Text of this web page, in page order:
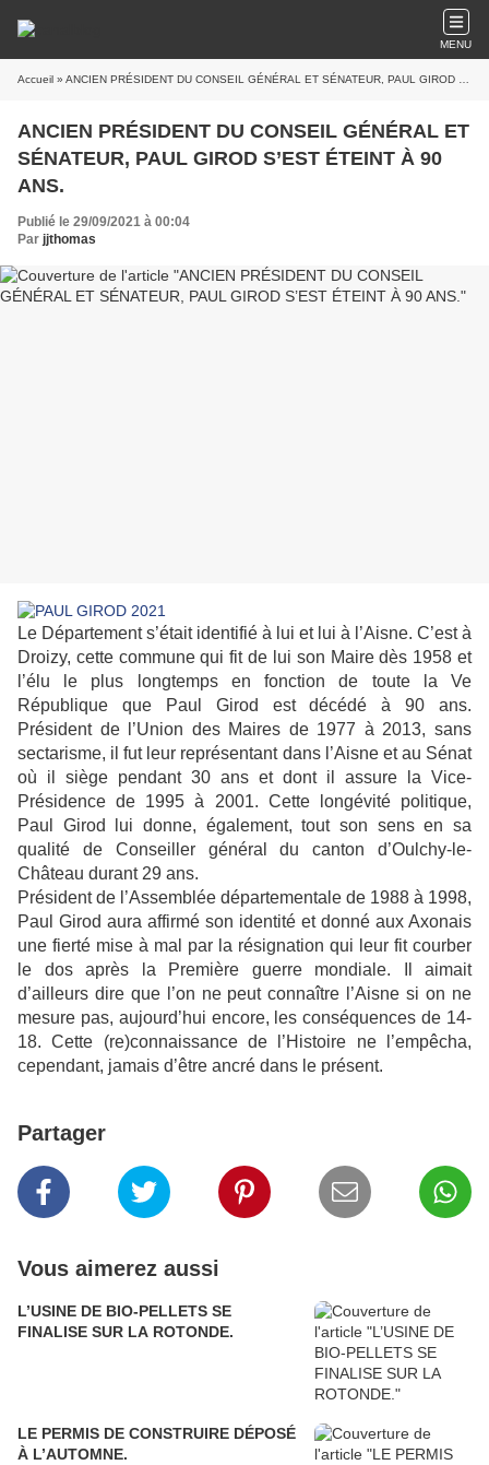
MENU
Accueil » ANCIEN PRÉSIDENT DU CONSEIL GÉNÉRAL ET SÉNATEUR, PAUL GIROD S’EST ÉTEINT À 90 ANS.
ANCIEN PRÉSIDENT DU CONSEIL GÉNÉRAL ET
SÉNATEUR, PAUL GIROD S’EST ÉTEINT À 90
ANS.
Publié le 29/09/2021 à 00:04
Par jjthomas
Le Département s’était identifié à lui et lui à l’Aisne. C’est à
Droizy, cette commune qui fit de lui son Maire dès 1958 et
l’élu le plus longtemps en fonction de toute la Ve
République que Paul Girod est décédé à 90 ans.
Président de l’Union des Maires de 1977 à 2013, sans
sectarisme, il fut leur représentant dans l’Aisne et au Sénat
où il siège pendant 30 ans et dont il assure la Vice-
Présidence de 1995 à 2001. Cette longévité politique,
Paul Girod lui donne, également, tout son sens en sa
qualité de Conseiller général du canton d’Oulchy-le-
Château durant 29 ans.
Président de l’Assemblée départementale de 1988 à 1998,
Paul Girod aura affirmé son identité et donné aux Axonais
une fierté mise à mal par la résignation qui leur fit courber
le dos après la Première guerre mondiale. Il aimait
d’ailleurs dire que l’on ne peut connaître l’Aisne si on ne
mesure pas, aujourd’hui encore, les conséquences de 14-
18. Cette (re)connaissance de l’Histoire ne l’empêcha,
cependant, jamais d’être ancré dans le présent.
Partager
Vous aimerez aussi
L’USINE DE BIO-PELLETS SE
FINALISE SUR LA ROTONDE.
LE PERMIS DE CONSTRUIRE DÉPOSÉ
À L’AUTOMNE.